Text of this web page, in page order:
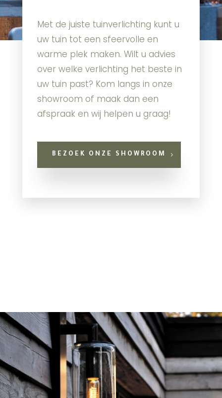
Met de juiste tuinverlichting kunt u
uw tuin tot een sfeervolle en
warme plek maken. Wilt u advies
over welke verlichting het beste in
uw tuin past? Kom langs in onze
showroom of maak dan een
afspraak en wij helpen u graag!
BEZOEK ONZE SHOWROOM